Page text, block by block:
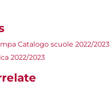
Catalogo scuole 2022/2023
2022/2023